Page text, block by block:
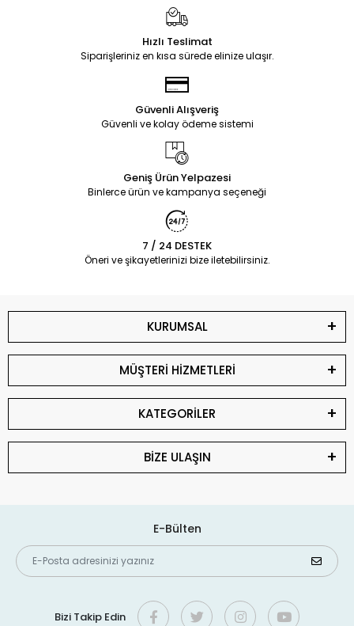
Hızlı Teslimat
Siparişleriniz en kısa sürede elinize ulaşır.
Güvenli Alışveriş
Güvenli ve kolay ödeme sistemi
Geniş Ürün Yelpazesi
Binlerce ürün ve kampanya seçeneği
7 / 24 DESTEK
Öneri ve şikayetlerinizi bize iletebilirsiniz.
KURUMSAL
MÜŞTERİ HİZMETLERİ
KATEGORİLER
BİZE ULAŞIN
E-Bülten
Bizi Takip Edin